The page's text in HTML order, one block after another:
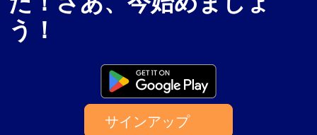
う！
サインアップ